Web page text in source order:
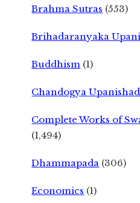
Brahma Sutras (553)
Brihadaranyaka
Buddhism (1)
Chandogya Upanishad
Complete Works of
(1,494)
Dhammapada (306)
Economics (1)